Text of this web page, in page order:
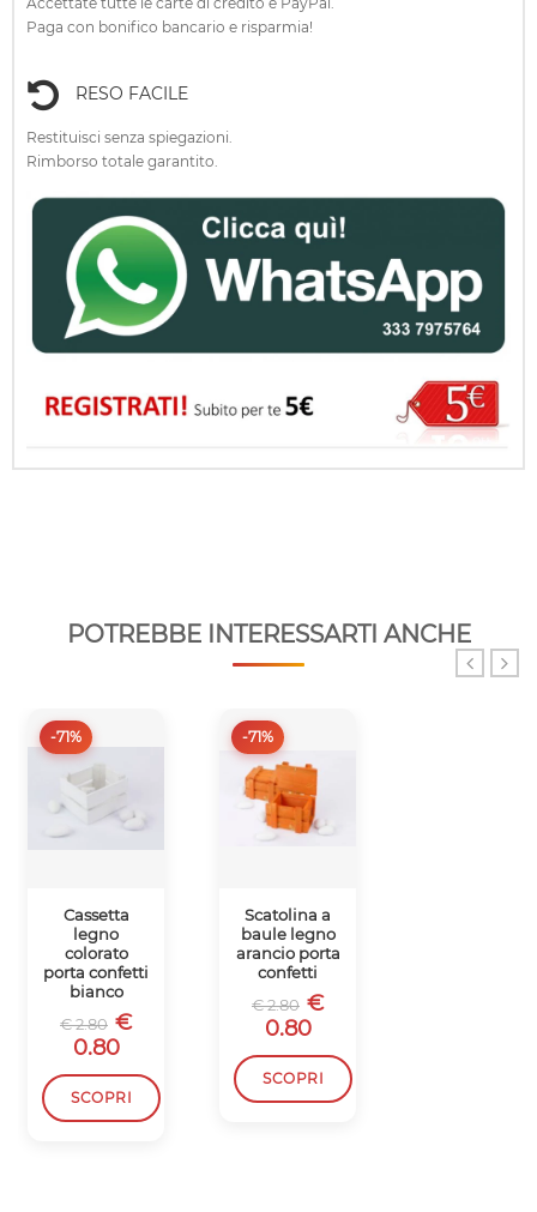
Paga con bonifico bancario e risparmia!
RESO FACILE
Restituisci senza spiegazioni.
Rimborso totale garantito.
POTREBBE INTERESSARTI ANCHE
-71%
Cassetta
legno
colorato
porta confetti
bianco
€ 2.80 €
0.80
SCOPRI
-71%
Scatolina a
baule legno
arancio porta
confetti
€ 2.80 €
0.80
SCOPRI